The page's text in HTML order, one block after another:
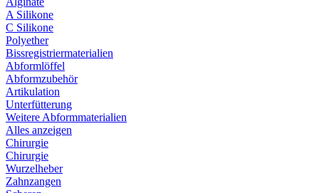
A Silikone
C Silikone
Polyether
Bissregistriermaterialien
Abformlöffel
Abformzubehör
Artikulation
Unterfütterung
Weitere Abformmaterialien
Alles anzeigen
Chirurgie
Chirurgie
Wurzelheber
Zahnzangen